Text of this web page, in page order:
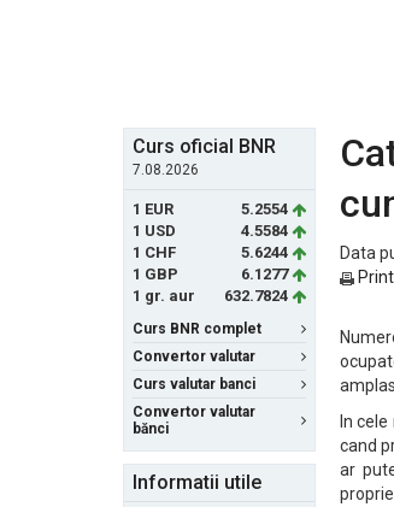
Curs oficial BNR
7.08.2026
1 EUR
5.2554
1 USD
4.5584
1 CHF
5.6244
1 GBP
6.1277
1 gr. aur
632.7824
Curs BNR complet
Convertor valutar
Curs valutar banci
Convertor valutar
bănci
Informatii utile
Data
Print
In
cand
ar